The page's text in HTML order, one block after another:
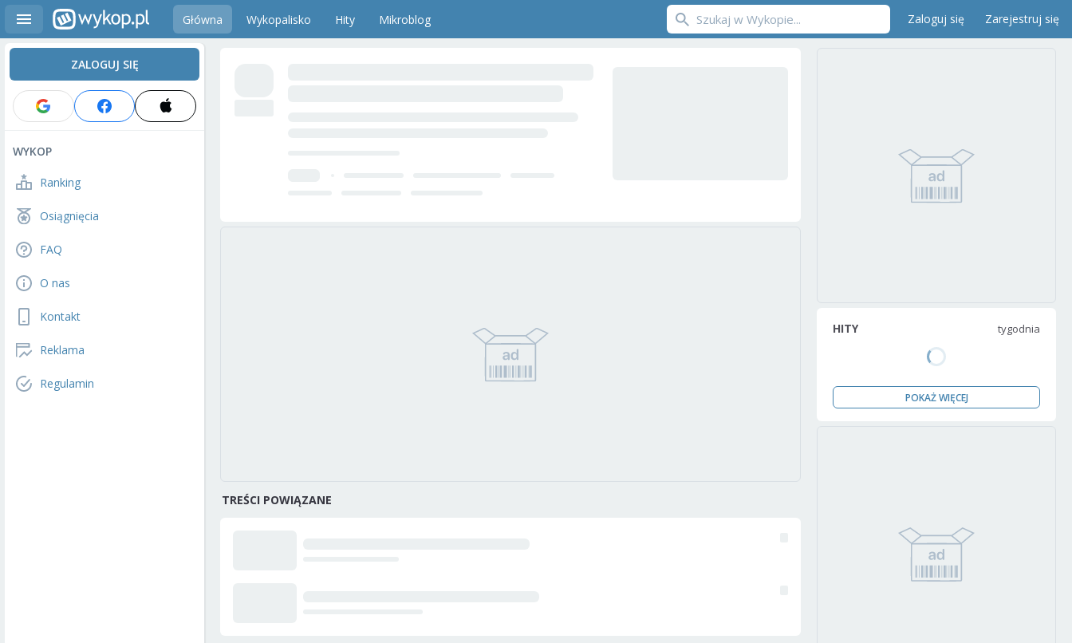
Główna Wykopalisko Hity Mikroblog Zaloguj się Zarejestruj się
ZALOGUJ SIĘ
WYKOP
Ranking
Osiągnięcia
FAQ
O nas
Kontakt
Reklama
Regulamin
TREŚCI POWIĄZANE
HITY tygodnia
POKAŻ WIĘCEJ